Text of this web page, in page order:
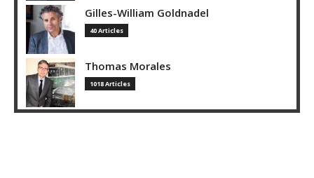
Gilles-William Goldnadel
40 Articles
Thomas Morales
1018 Articles